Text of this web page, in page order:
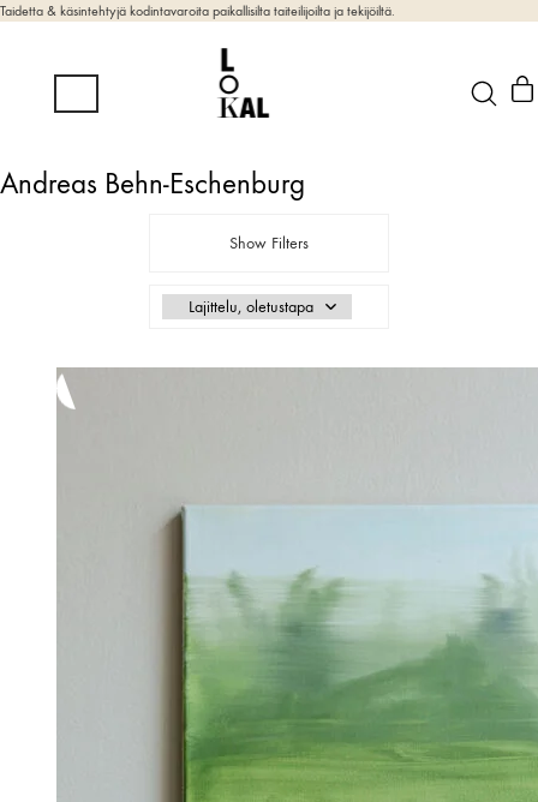
Taidetta & käsintehtyjä kodintavaroita paikallisilta taiteilijoilta ja tekijöiltä.
Andreas Behn-Eschenburg
Show Filters